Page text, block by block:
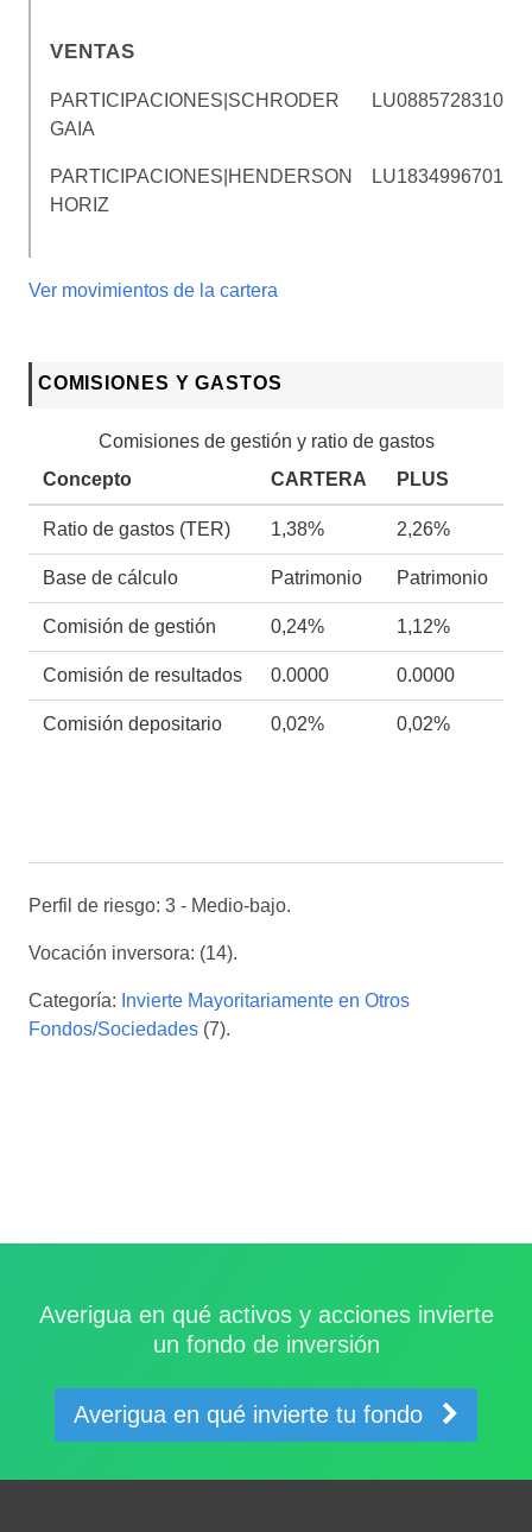
VENTAS
PARTICIPACIONES|SCHRODER
GAIA
LU0885728310
PARTICIPACIONES|HENDERSON
HORIZ
LU1834996701
Ver movimientos de la cartera
COMISIONES Y GASTOS
Comisiones de gestión y ratio de gastos
Concepto
CARTERA PLUS
Ratio de gastos (TER) 1,38% 2,26%
Base de cálculo Patrimonio Patrimonio
Comisión de gestión 0,24% 1,12%
Comisión de resultados 0.0000 0.0000
Comisión depositario 0,02% 0,02%
Perfil de riesgo: 3 - Medio-bajo.
Vocación inversora: (14).
Categoría: Invierte Mayoritariamente en Otros
Fondos/Sociedades (7).
Averigua en qué activos y acciones invierte
un fondo de inversión
Averigua en qué invierte tu fondo